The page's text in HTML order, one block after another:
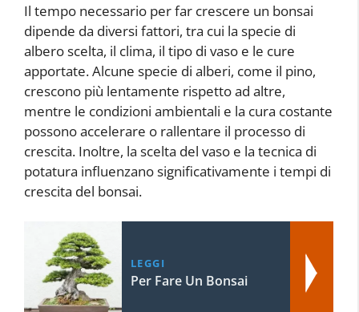
Il tempo necessario per far crescere un bonsai
dipende da diversi fattori, tra cui la specie di
albero scelta, il clima, il tipo di vaso e le cure
apportate. Alcune specie di alberi, come il pino,
crescono più lentamente rispetto ad altre,
mentre le condizioni ambientali e la cura costante
possono accelerare o rallentare il processo di
crescita. Inoltre, la scelta del vaso e la tecnica di
potatura influenzano significativamente i tempi di
crescita del bonsai.
LEGGI
Per Fare Un Bonsai